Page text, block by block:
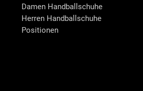
Damen Handballschuhe
Herren Handballschuhe
Positionen